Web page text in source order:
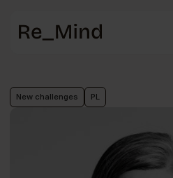
New challenges PL